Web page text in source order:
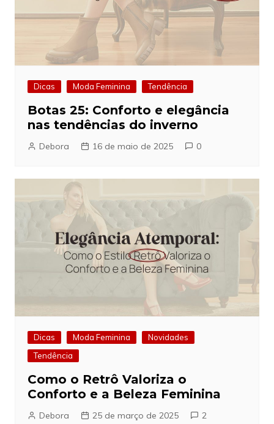
Dicas Moda Feminina Tendência
Botas 25: Conforto e elegância
nas tendências do inverno
Debora 16 de maio de 2025 0
Dicas Moda Feminina
Novidades
Tendência
Como o Retrô Valoriza o
Conforto e a Beleza Feminina
Debora 25 de março de 2025 2